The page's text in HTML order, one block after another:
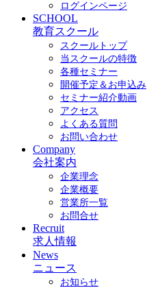
ログインページ
SCHOOL
教育スクール
スクールトップ
当スクールの特徴
各種セミナー
開催予定＆お申込み
セミナー紹介動画
アクセス
よくある質問
お問い合わせ
Company
会社案内
企業理念
企業概要
営業所一覧
お問合せ
Recruit
求人情報
News
ニュース
お知らせ